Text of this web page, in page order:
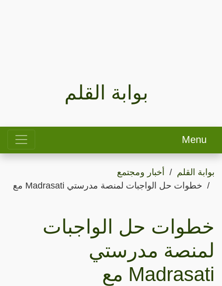
بوابة القلم
Menu
بوابة القلم
أخبار ومجتمع
خطوات حل الواجبات لمنصة مدرستي Madrasati مع
خطوات حل الواجبات
لمنصة مدرستي
Madrasati مع